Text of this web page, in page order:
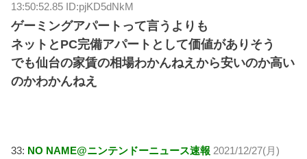
13:50:52.85 ID:pjKD5dNkM
ゲーミングアパートって言うよりも
ネットとPC完備アパートとして価値がありそう
でも仙台の家賃の相場わかんねえから安いのか高い
のかわかんねえ
33: NO NAME@ニンテンドーニュース速報 2021/12/27(月)